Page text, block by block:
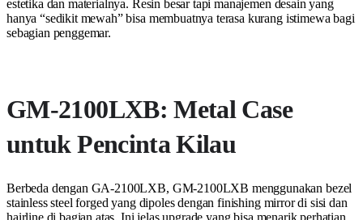
estetika dan materialnya. Resin besar tapi manajemen desain yang
hanya “sedikit mewah” bisa membuatnya terasa kurang istimewa bagi
sebagian penggemar.
GM-2100LXB: Metal Case
untuk Pencinta Kilau
Berbeda dengan GA-2100LXB, GM-2100LXB menggunakan bezel
stainless steel forged yang dipoles dengan finishing mirror di sisi dan